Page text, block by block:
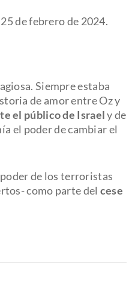
de febrero de 2024.
Siempre estaba
de amor entre Oz y
el público de Israely de
el poder de cambiar el
de los terroristas
como parte del cese